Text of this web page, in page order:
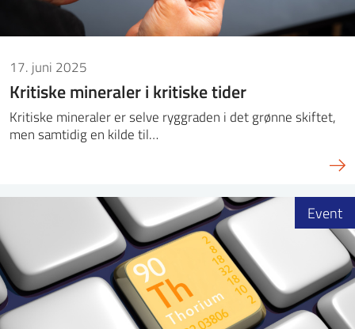
17. juni 2025
Kritiske mineraler i kritiske tider
Kritiske mineraler er selve ryggraden i det grønne skiftet,
men samtidig en kilde til…
Event